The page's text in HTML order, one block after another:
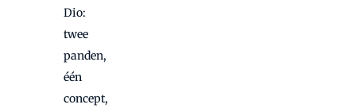
Dio:
twee
panden,
één
concept,